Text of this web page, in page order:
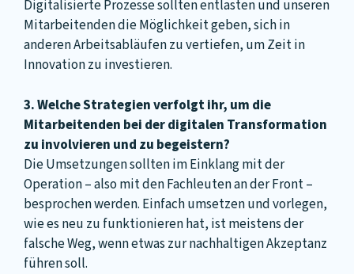
Digitalisierte Prozesse sollten entlasten und unseren
Mitarbeitenden die Möglichkeit geben, sich in
anderen Arbeitsabläufen zu vertiefen, um Zeit in
Innovation zu investieren.
3. Welche Strategien verfolgt ihr, um die
Mitarbeitenden bei der digitalen Transformation
zu involvieren und zu begeistern?
Die Umsetzungen sollten im Einklang mit der
Operation – also mit den Fachleuten an der Front –
besprochen werden. Einfach umsetzen und vorlegen,
wie es neu zu funktionieren hat, ist meistens der
falsche Weg, wenn etwas zur nachhaltigen Akzeptanz
führen soll.